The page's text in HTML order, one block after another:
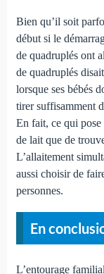
Bien qu’il soit
début si le
de quadruplés ont
de quadruplés
lorsque ses bébés
tirer suffisamment
En fait, ce qui pose
de lait que de
L’allaitement
aussi choisir de
personnes.
En
L’entourage